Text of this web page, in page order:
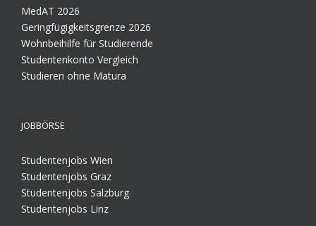
MedAT 2026
Geringfügigkeitsgrenze 2026
Wohnbeihilfe für Studierende
Studentenkonto Vergleich
Studieren ohne Matura
JOBBÖRSE
Studentenjobs Wien
Studentenjobs Graz
Studentenjobs Salzburg
Studentenjobs Linz